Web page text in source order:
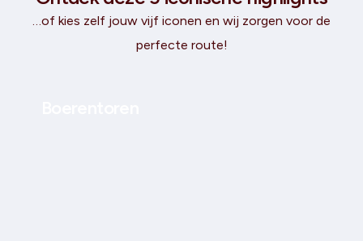
…of kies zelf jouw vijf iconen en wij zorgen voor de
perfecte route!